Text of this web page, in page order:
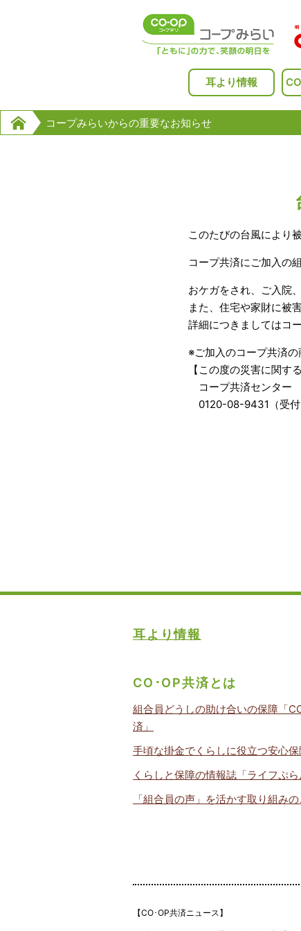
耳より情報
コープみらいからの重要なお知らせ
このたびの台風により
コープ共済にご加入の
おケガをされ、ご入院
また、住宅や家財に被
詳細につきましてはコ
※ご加入のコープ共済の
【この度の災害に関す
コープ共済センター
0120-08-9431（受付
耳より情報
CO･OP共済とは
組合員どうしの助け合いの保障「
済」
手頃な掛金でくらしに役立つ安心
くらしと保障の情報誌「ライフぷら
「組合員の声」を活かす取り組み
【CO･OP共済ニュース】